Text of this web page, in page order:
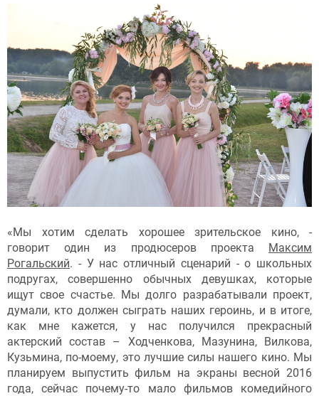
«Мы хотим сделать хорошее зрительское кино, -
говорит один из продюсеров проекта Максим
Рогальский. - У нас отличный сценарий - о школьных
подругах, совершенно обычных девушках, которые
ищут свое счастье. Мы долго разрабатывали проект,
думали, кто должен сыграть наших героинь, и в итоге,
как мне кажется, у нас получился прекрасный
актерский состав – Ходченкова, Мазунина, Вилкова,
Кузьмина, по-моему, это лучшие силы нашего кино. Мы
планируем выпустить фильм на экраны весной 2016
года, сейчас почему-то мало фильмов комедийного